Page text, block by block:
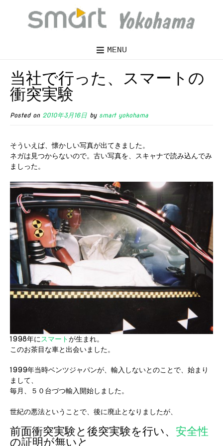
MENU
当社で行った、スマートの
衝突実験
Posted on 2010年3月16日 by smart yokohama
そういえば、懐かしい写真が出てきました。
ネガは見つからないので。古い写真を、スキャナで読み込んでみ
ましった。
1998年に スマートが生まれ。
このお茶目な車と出会いました。
1999年当時ベンツジャパンが、輸入しないとのことで、始まり
まして、
毎月、５０台づつ輸入開始しました。
世紀の悪法ということで、後に廃止となりましたが、
前面衝突実験と後突実験を行い、 安全性
の証明が無いと